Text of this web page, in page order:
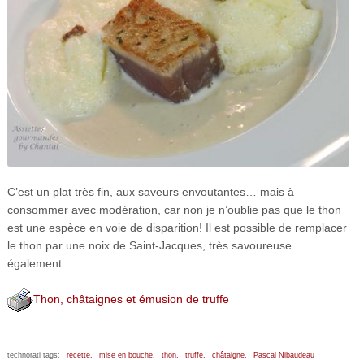
C’est un plat très fin, aux saveurs envoutantes… mais à
consommer avec modération, car non je n’oublie pas que le thon
est une espèce en voie de disparition! Il est possible de remplacer
le thon par une noix de Saint-Jacques, très savoureuse
également.
Thon, châtaignes et émusion de truffe
technorati tags: recette, mise en bouche, thon, truffe, châtaigne, Pascal Nibaudeau